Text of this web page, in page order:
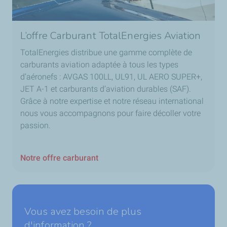
physiquement chargé dans le vol concerné.
L’offre Carburant TotalEnergies Aviation
TotalEnergies distribue une gamme complète de
carburants aviation adaptée à tous les types
d’aéronefs : AVGAS 100LL, UL91, UL AERO SUPER+,
JET A-1 et carburants d’aviation durables (SAF).
Grâce à notre expertise et notre réseau international
nous vous accompagnons pour faire décoller votre
passion.
Notre offre carburant
Vous avez besoin de plus